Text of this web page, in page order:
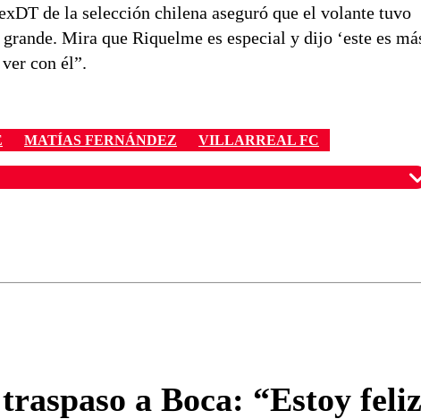
de la selección chilena aseguró que el volante tuvo
Mira que Riquelme es especial y dijo ‘este es
con él”.
MATÍAS FERNÁNDEZ VILLARREAL FC
a Boca: “Estoy